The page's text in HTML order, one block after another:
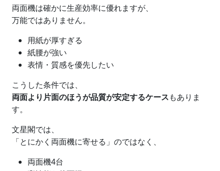
両面機は確かに生産効率に優れますが、
万能ではありません。
用紙が厚すぎる
紙腰が強い
表情・質感を優先したい
こうした条件では、
両面より片面のほうが品質が安定するケースもありま
す。
文星閣では、
「とにかく両面機に寄せる」のではなく、
両面機4台